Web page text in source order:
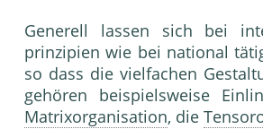
Generell lassen sich bei
prinzipien wie bei national
so dass die vielfachen
gehören beispielsweise
Matrixorganisation, die